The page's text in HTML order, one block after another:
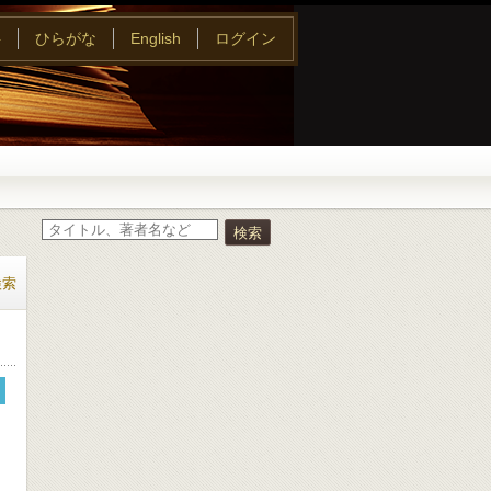
ひらがな English ログイン